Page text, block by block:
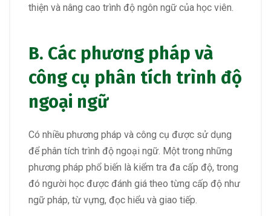
thiện và nâng cao trình độ ngôn ngữ của học viên.
B. Các phương pháp và
công cụ phân tích trình độ
ngoại ngữ
Có nhiều phương pháp và công cụ được sử dụng
để phân tích trình độ ngoại ngữ. Một trong những
phương pháp phổ biến là kiểm tra đa cấp độ, trong
đó người học được đánh giá theo từng cấp độ như
ngữ pháp, từ vựng, đọc hiểu và giao tiếp.